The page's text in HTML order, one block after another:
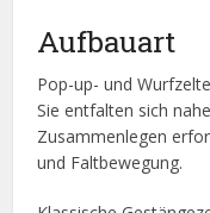
Aufbauart
Pop-up- und
Sie entfalten sich
Zusammenlegen
und Faltbewegung.